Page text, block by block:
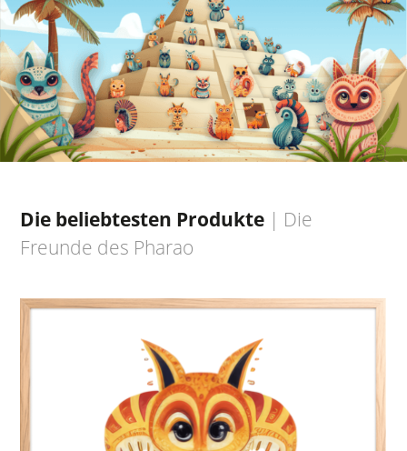
Die beliebtesten Produkte | Die
Freunde des Pharao